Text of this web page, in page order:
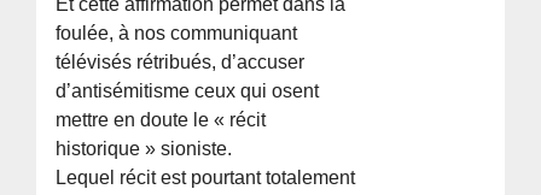
Et cette affirmation permet dans la
foulée, à nos communiquant
télévisés rétribués, d’accuser
d’antisémitisme ceux qui osent
mettre en doute le « récit
historique » sioniste.
Lequel récit est pourtant totalement